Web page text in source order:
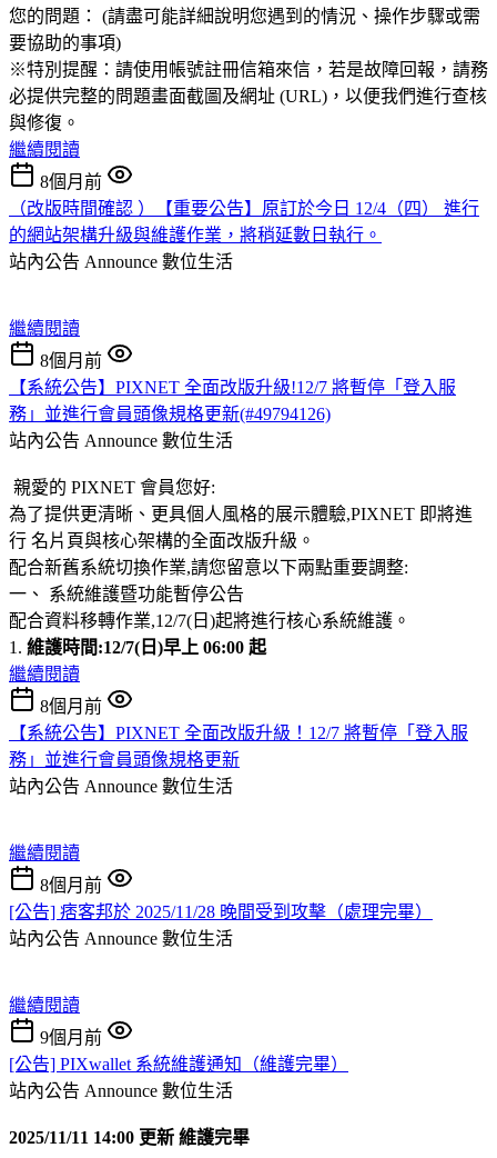
您的問題： (請盡可能詳細說明您遇到的情況、操作步驟或需
要協助的事項)
※特別提醒：請使用帳號註冊信箱來信，若是故障回報，請務
必提供完整的問題畫面截圖及網址 (URL)，以便我們進行查核
與修復。
繼續閱讀
8個月前
（改版時間確認 ）【重要公告】原訂於今日 12/4（四） 進行
的網站架構升級與維護作業，將稍延數日執行。
站內公告 Announce 數位生活
繼續閱讀
8個月前
【系統公告】PIXNET 全面改版升級!12/7 將暫停「登入服
務」並進行會員頭像規格更新(#49794126)
站內公告 Announce 數位生活
親愛的 PIXNET 會員您好:
為了提供更清晰、更具個人風格的展示體驗,PIXNET 即將進
行 名片頁與核心架構的全面改版升級。
配合新舊系統切換作業,請您留意以下兩點重要調整:
一、 系統維護暨功能暫停公告
配合資料移轉作業,12/7(日)起將進行核心系統維護。
1. 維護時間:12/7(日)早上 06:00 起
繼續閱讀
8個月前
【系統公告】PIXNET 全面改版升級！12/7 將暫停「登入服
務」並進行會員頭像規格更新
站內公告 Announce 數位生活
繼續閱讀
8個月前
[公告] 痞客邦於 2025/11/28 晚間受到攻擊（處理完畢）
站內公告 Announce 數位生活
繼續閱讀
9個月前
[公告] PIXwallet 系統維護通知（維護完畢）
站內公告 Announce 數位生活
2025/11/11 14:00 更新 維護完畢